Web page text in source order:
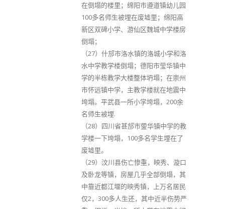
在倒塌的楼里；绵阳市遵道镇幼儿园
100多名师生被埋在废墟里；绵阳高
新区双碑小学、游仙区魏城中学楼房
倒塌；
（27）什邡市洛水镇的洛城小学和洛
水中学教学楼倒塌；德阳市莹华镇中
学的半栋教学大楼整体坍塌；在崇州
市怀远镇中学，主教学楼就在地震中
垮塌。平武县一所小学垮塌，200余
名师生被埋.
（28）四川省甚邡市蓥华镇中学的教
学楼一下垮塌，100多名学生埋在了
废墟里。
（29）汶川县伤亡惨重，映秀、漩口
及卧龙等镇，房屋几乎全部倒塌，其
中靠近都江堰的映秀镇，上万名居民
仅2，300多人生还，其中近半伤势严